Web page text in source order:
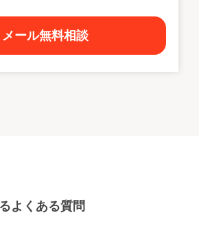
メール無料相談
よくある質問